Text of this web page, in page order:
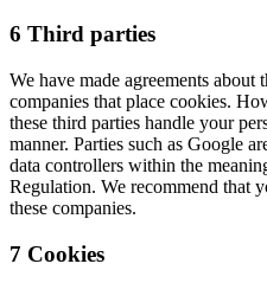
6 Third parties
We have made agreements
companies that place cookies.
these third parties handle your
manner. Parties such as Google
data controllers within the
Regulation. We recommend that
these companies.
7 Cookies